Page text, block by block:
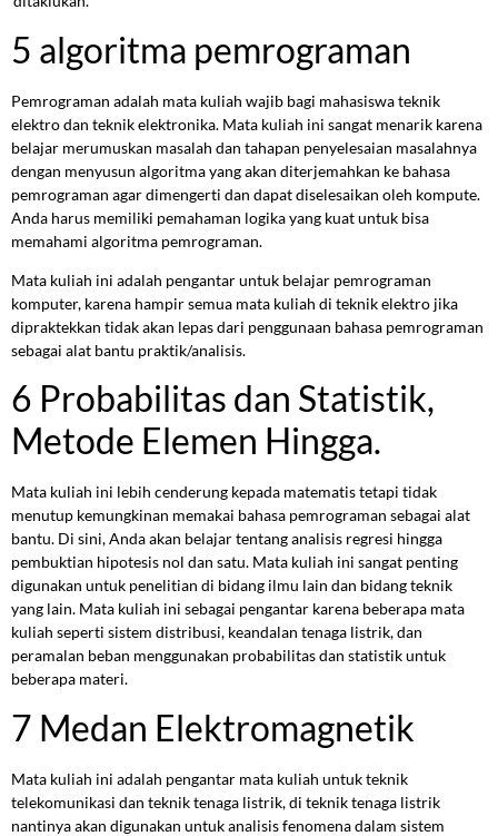
5 algoritma pemrograman
Pemrograman adalah mata kuliah wajib bagi mahasiswa teknik
elektro dan teknik elektronika. Mata kuliah ini sangat menarik karena
belajar merumuskan masalah dan tahapan penyelesaian masalahnya
dengan menyusun algoritma yang akan diterjemahkan ke bahasa
pemrograman agar dimengerti dan dapat diselesaikan oleh kompute.
Anda harus memiliki pemahaman logika yang kuat untuk bisa
memahami algoritma pemrograman.
Mata kuliah ini adalah pengantar untuk belajar pemrograman
komputer, karena hampir semua mata kuliah di teknik elektro jika
dipraktekkan tidak akan lepas dari penggunaan bahasa pemrograman
sebagai alat bantu praktik/analisis.
6 Probabilitas dan Statistik,
Metode Elemen Hingga.
Mata kuliah ini lebih cenderung kepada matematis tetapi tidak
menutup kemungkinan memakai bahasa pemrograman sebagai alat
bantu. Di sini, Anda akan belajar tentang analisis regresi hingga
pembuktian hipotesis nol dan satu. Mata kuliah ini sangat penting
digunakan untuk penelitian di bidang ilmu lain dan bidang teknik
yang lain. Mata kuliah ini sebagai pengantar karena beberapa mata
kuliah seperti sistem distribusi, keandalan tenaga listrik, dan
peramalan beban menggunakan probabilitas dan statistik untuk
beberapa materi.
7 Medan Elektromagnetik
Mata kuliah ini adalah pengantar mata kuliah untuk teknik
telekomunikasi dan teknik tenaga listrik, di teknik tenaga listrik
nantinya akan digunakan untuk analisis fenomena dalam sistem